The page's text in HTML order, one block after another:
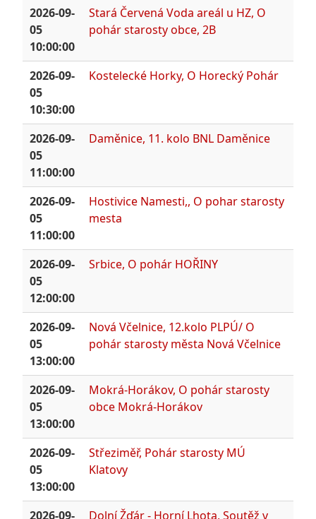
2026-09-
05
10:00:00
Stará Červená Voda areál u HZ, O
pohár starosty obce, 2B
2026-09-
05
10:30:00
Kostelecké Horky, O Horecký Pohár
2026-09-
05
11:00:00
Daměnice, 11. kolo BNL Daměnice
2026-09-
05
11:00:00
Hostivice Namesti,, O pohar starosty
mesta
2026-09-
05
12:00:00
Srbice, O pohár HOŘINY
2026-09-
05
13:00:00
Nová Včelnice, 12.kolo PLPÚ/ O
pohár starosty města Nová Včelnice
2026-09-
05
13:00:00
Mokrá-Horákov, O pohár starosty
obce Mokrá-Horákov
2026-09-
05
13:00:00
Střeziměř, Pohár starosty MÚ
Klatovy
2026-09-
Dolní Žďár - Horní Lhota, Soutěž v